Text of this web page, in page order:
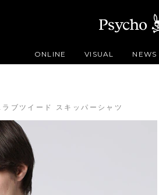
ONLINE VISUAL NEWS
ブツイード スキッパーシャツ